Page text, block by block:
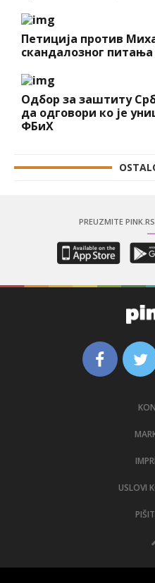
Петиција против
скандалозног питања
Одбор за заштиту
да одговори ко је
ФБиХ
PREUZMITE
USLOVI